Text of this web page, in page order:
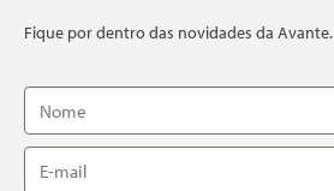
Fique por dentro das novidades da Avante.